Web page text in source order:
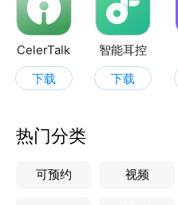
CelerTalk
下载
智能耳控
下载
热门分类
可预约 视频